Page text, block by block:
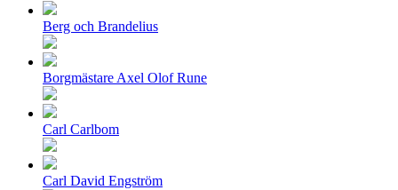
Berg och Brandelius
Borgmästare Axel Olof Rune
Carl Carlbom
Carl David Engström